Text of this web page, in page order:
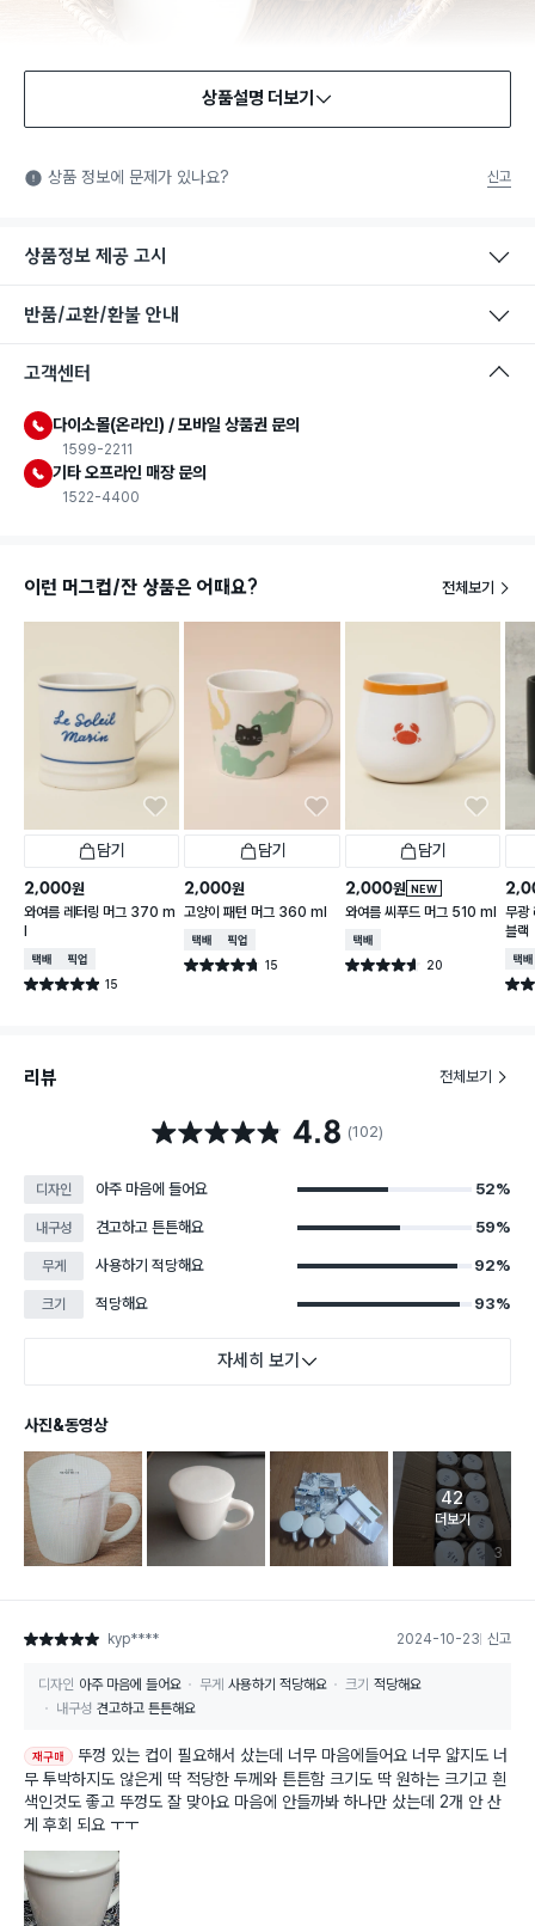
식품용 기구: 식품위생법에서 정한 규격에 따라 제조되어 식품 또
는 식품첨가물에 사용할 수 있는 식품용기구라는 표시입니다.
상품설명 더보기
상품 정보에 문제가 있나요? 신고
상품정보 제공 고시
반품/교환/환불 안내
고객센터
다이소몰(온라인) / 모바일 상품권 문의
1599-2211
기타 오프라인 매장 문의
1522-4400
이런 머그컵/잔 상품은 어때요? 전체보기
담기
2,000원
와여름 레터링 머그 370 m
l
택배배송매장픽업
별점 4.9점 15
건 작성
담기
2,000원
고양이 패턴 머그 360 ml
택배배송매장픽업
별점 4.7점 15
건 작성
담기
NEW
2,000원
와여름 씨푸드 머그 510 ml
택배배송
별점 4.6점 20
건 작성
무광
블랙
택배
별점
리뷰 전체보기
별점 4.8점 4.8 (102)
디자인 아주 마음에 들어요 52%
내구성 견고하고 튼튼해요 59%
무게 사용하기 적당해요 92%
크기 적당해요 93%
자세히 보기
사진&동영상
리뷰 이
3
고객 리뷰
42
더보기
별점 5점 kyp**** 2024-10-23 신고
디자인 아주 마음에 들어요 무게 사용하기 적당해요 크기 적당해요
내구성 견고하고 튼튼해요
재구매
뚜껑 있는 컵이 필요해서 샀는데 너무 마음에들어요 너무 얇지도 너
무 투박하지도 않은게 딱 적당한 두께와 튼튼함 크기도 딱 원하는 크기고 흰
색인것도 좋고 뚜껑도 잘 맞아요 마음에 안들까봐 하나만 샀는데 2개 안 산
게 후회 되요 ㅜㅜ